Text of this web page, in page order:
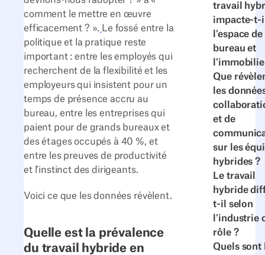
travail
impacte-t-
l'espace de
bureau et
Que
les
et de
sur les
hybrides ?
Le travail
hybride
t-il selon
l'industrie
rôle ?
Quels sont
comment le mettre en œuvre
efficacement ? ». Le fossé entre la
politique et la pratique reste
important : entre les employés qui
recherchent de la flexibilité et les
employeurs qui insistent pour un
temps de présence accru au
bureau, entre les entreprises qui
paient pour de grands bureaux et
des étages occupés à 40 %, et
entre les preuves de productivité
et l'instinct des dirigeants.
Voici ce que les données révèlent.
Quelle est la prévalence
du travail hybride en